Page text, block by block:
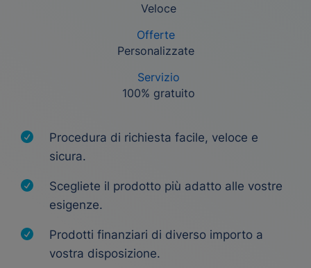
Veloce
Offerte
Personalizzate
Servizio
100% gratuito
Procedura di richiesta facile, veloce e
sicura.
Scegliete il prodotto più adatto alle vostre
esigenze.
Prodotti finanziari di diverso importo a
vostra disposizione.